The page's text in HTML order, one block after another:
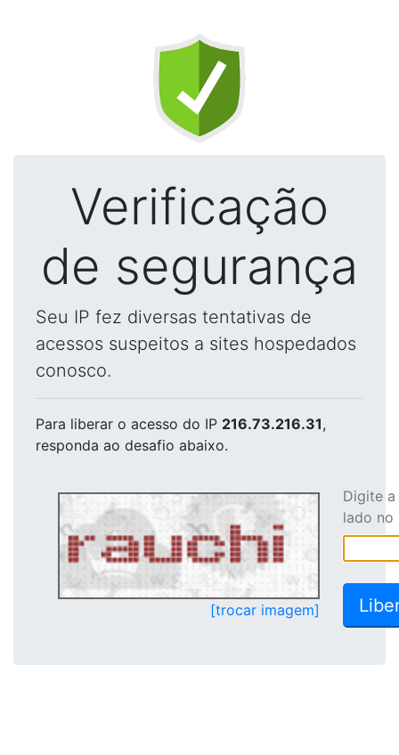
Verificação
de segurança
Seu IP fez diversas tentativas de
acessos suspeitos a sites hospedados
conosco.
Para liberar o acesso do IP 216.73.216.31,
responda ao desafio abaixo.
[trocar imagem]
Digite
lado no